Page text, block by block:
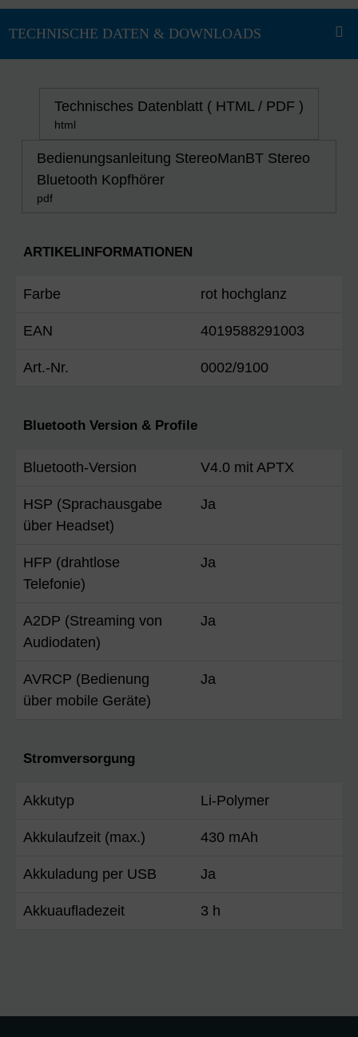
Technisches Datenblatt ( HTML / PDF )
html
Bedienungsanleitung StereoManBT Stereo
Bluetooth Kopfhörer
pdf
ARTIKELINFORMATIONEN
Farbe rot hochglanz
EAN 4019588291003
Art.-Nr. 0002/9100
Bluetooth Version & Profile
Bluetooth-Version V4.0 mit APTX
HSP (Sprachausgabe
über Headset)
Ja
HFP (drahtlose
Telefonie)
Ja
A2DP (Streaming von
Audiodaten)
Ja
AVRCP (Bedienung
über mobile Geräte)
Ja
Stromversorgung
Akkutyp Li-Polymer
Akkulaufzeit (max.) 430 mAh
Akkuladung per USB Ja
Akkuaufladezeit 3 h